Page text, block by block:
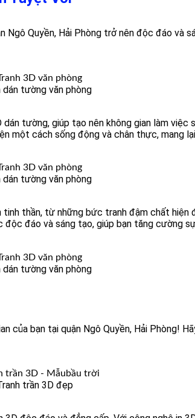
Ngô Quyền, Hải Phòng trở nên độc đáo và
dán tường văn phòng
tường, giúp tạo nên không gian làm việc
một cách sống động và chân thực, mang
dán tường văn phòng
thần, từ những bức tranh đậm chất
đáo và sáng tạo, giúp bạn tăng cường
dán tường văn phòng
của bạn tại quận Ngô Quyền, Hải Phòng!
trần 3D đẹp